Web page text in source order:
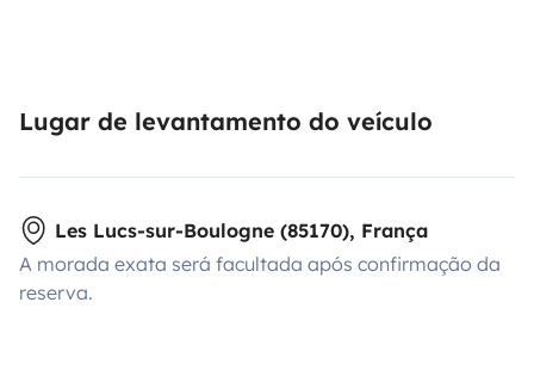
Lugar de levantamento do veículo
Les Lucs-sur-Boulogne (85170), França
A morada exata será facultada após confirmação da
reserva.